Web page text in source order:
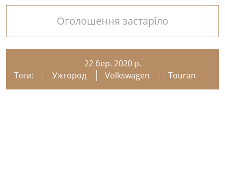
Оголошення застаріло
22 бер. 2020 р.
Теги:
Ужгород Volkswagen Touran